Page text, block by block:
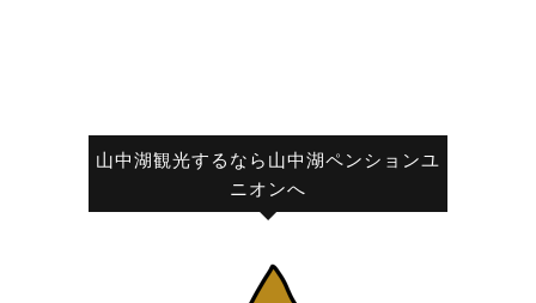
山中湖観光するなら山中湖ペンションユ
ニオンへ